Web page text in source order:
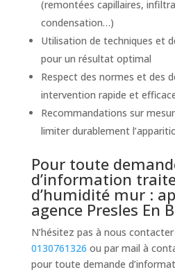
(remontées capillaires,
condensation…)
Utilisation de techniques et
pour un résultat optimal
Respect des normes et des
intervention rapide et
Recommandations sur
limiter durablement
Pour toute
d’information
d’humidité mur :
agence Presles En
N’hésitez pas à nous
0130761326 ou par mail à
pour toute demande